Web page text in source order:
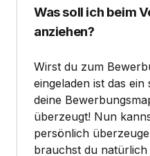
Was soll ich beim
anziehen?
Wirst du zum
eingeladen ist das
deine
überzeugt! Nun
persönlich
brauchst du natürlich